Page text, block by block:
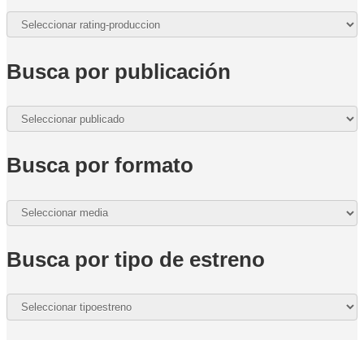
Busca por publicación
Busca por formato
Busca por tipo de estreno